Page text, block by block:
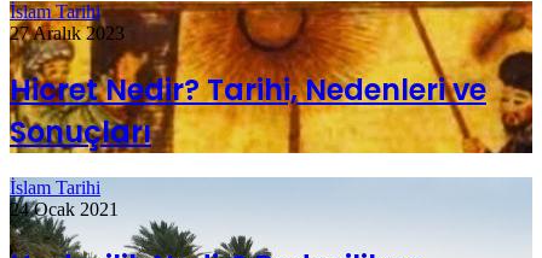
İslam Tarihi
27 Aralık 2023
Hicret Nedir? Tarihi, Nedenleri ve
Sonuçları
İslam Tarihi
24 Ocak 2021